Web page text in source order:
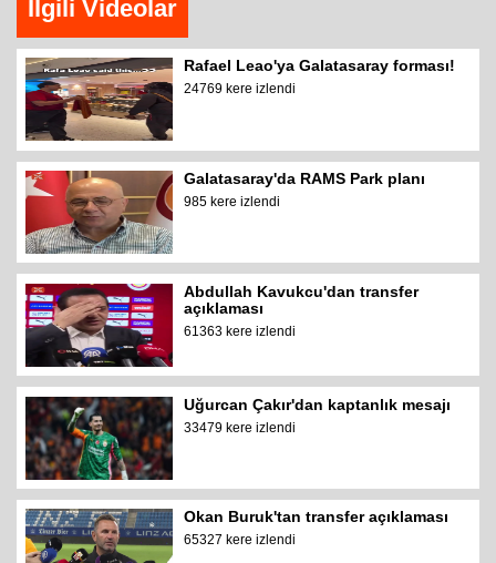
İlgili Videolar
Rafael Leao'ya Galatasaray forması!
24769 kere izlendi
Galatasaray'da RAMS Park planı
985 kere izlendi
Abdullah Kavukcu'dan transfer
açıklaması
61363 kere izlendi
Uğurcan Çakır'dan kaptanlık mesajı
33479 kere izlendi
Okan Buruk'tan transfer açıklaması
65327 kere izlendi